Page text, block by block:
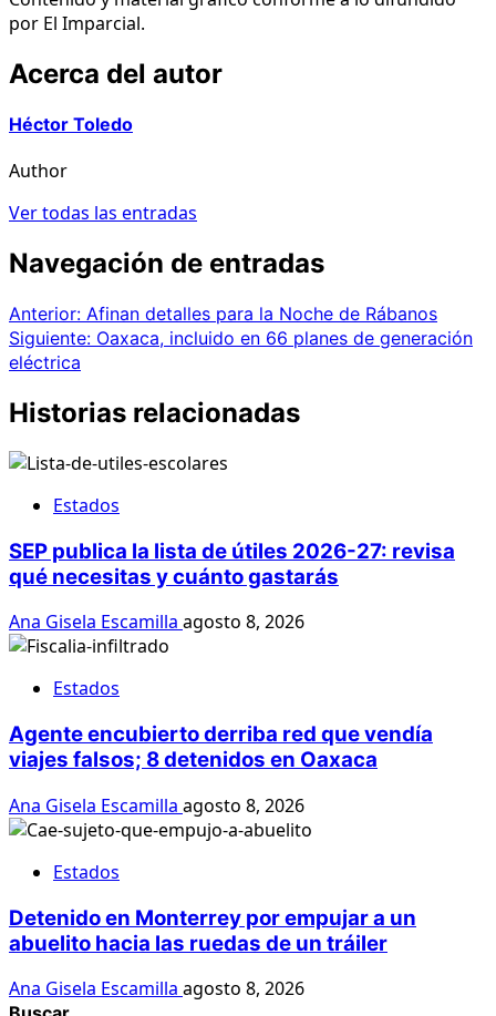
por El Imparcial.
Acerca del autor
Héctor Toledo
Author
Ver todas las entradas
Navegación de entradas
Anterior: Afinan detalles para la Noche de Rábanos
Siguiente: Oaxaca, incluido en 66 planes de generación
eléctrica
Historias relacionadas
Estados
SEP publica la lista de útiles 2026-27: revisa
qué necesitas y cuánto gastarás
Ana Gisela Escamilla agosto 8, 2026
Estados
Agente encubierto derriba red que vendía
viajes falsos; 8 detenidos en Oaxaca
Ana Gisela Escamilla agosto 8, 2026
Estados
Detenido en Monterrey por empujar a un
abuelito hacia las ruedas de un tráiler
Ana Gisela Escamilla agosto 8, 2026